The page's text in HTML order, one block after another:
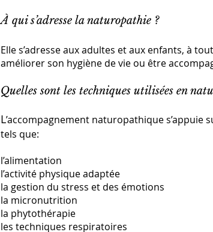
À qui s’adresse la naturopathie ?
Elle s’adresse aux adultes et aux enfants, à
améliorer son hygiène de vie ou être
Quelles sont les techniques utilisées en
L’accompagnement naturopathique
tels que:
l’alimentation
l’activité physique adaptée
la gestion du stress et des émotions
la micronutrition
la phytothérapie
les techniques respiratoires